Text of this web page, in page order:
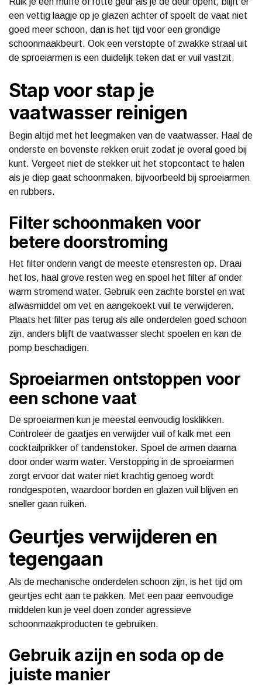
een vettig laagje op je glazen achter of spoelt de vaat niet
goed meer schoon, dan is het tijd voor een grondige
schoonmaakbeurt. Ook een verstopte of zwakke straal uit
de sproeiarmen is een duidelijk teken dat er vuil vastzit.
Stap voor stap je
vaatwasser reinigen
Begin altijd met het leegmaken van de vaatwasser. Haal de
onderste en bovenste rekken eruit zodat je overal goed bij
kunt. Vergeet niet de stekker uit het stopcontact te halen
als je diep gaat schoonmaken, bijvoorbeeld bij sproeiarmen
en rubbers.
Filter schoonmaken voor
betere doorstroming
Het filter onderin vangt de meeste etensresten op. Draai
het los, haal grove resten weg en spoel het filter af onder
warm stromend water. Gebruik een zachte borstel en wat
afwasmiddel om vet en aangekoekt vuil te verwijderen.
Plaats het filter pas terug als alle onderdelen goed schoon
zijn, anders blijft de vaatwasser slecht spoelen en kan de
pomp beschadigen.
Sproeiarmen ontstoppen voor
een schone vaat
De sproeiarmen kun je meestal eenvoudig losklikken.
Controleer de gaatjes en verwijder vuil of kalk met een
cocktailprikker of tandenstoker. Spoel de armen daarna
door onder warm water. Verstopping in de sproeiarmen
zorgt ervoor dat water niet krachtig genoeg wordt
rondgespoten, waardoor borden en glazen vuil blijven en
sneller gaan ruiken.
Geurtjes verwijderen en
tegengaan
Als de mechanische onderdelen schoon zijn, is het tijd om
geurtjes echt aan te pakken. Met een paar eenvoudige
middelen kun je veel doen zonder agressieve
schoonmaakproducten te gebruiken.
Gebruik azijn en soda op de
juiste manier